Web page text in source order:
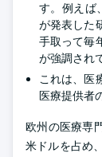
す。例えば
が発表した
手取って毎
が強調され
これは、医
医療提供者
欧州の医療専
米ドルを占め